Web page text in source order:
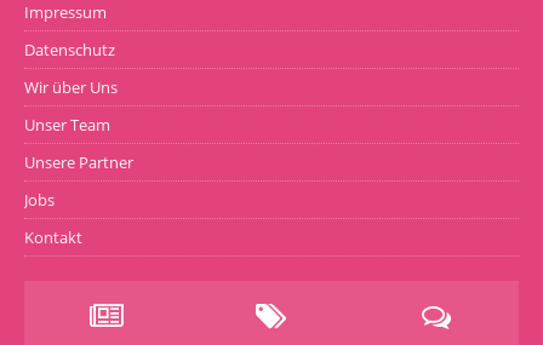
Impressum
Datenschutz
Wir über Uns
Unser Team
Unsere Partner
Jobs
Kontakt